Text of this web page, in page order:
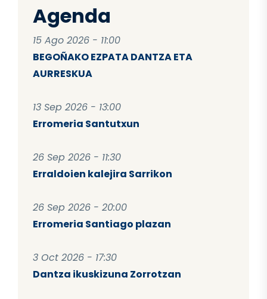
Agenda
15 Ago 2026 - 11:00
BEGOÑAKO EZPATA DANTZA ETA
AURRESKUA
13 Sep 2026 - 13:00
Erromeria Santutxun
26 Sep 2026 - 11:30
Erraldoien kalejira Sarrikon
26 Sep 2026 - 20:00
Erromeria Santiago plazan
3 Oct 2026 - 17:30
Dantza ikuskizuna Zorrotzan